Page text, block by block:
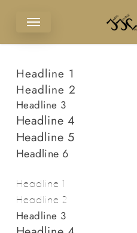
Menu
Headline 1
Headline 2
Headline 3
Headline 4
Headline 5
Headline 6
Headline 1
Headline 2
Headline 3